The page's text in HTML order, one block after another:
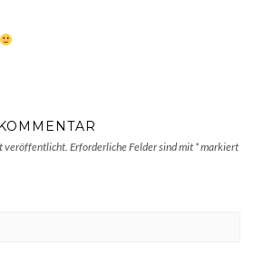
veröffentlicht. Erforderliche Felder sind mit *markiert